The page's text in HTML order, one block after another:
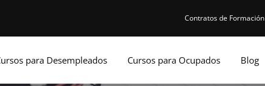
Contratos de Formación
para Desempleados Cursos para Ocupados Blog